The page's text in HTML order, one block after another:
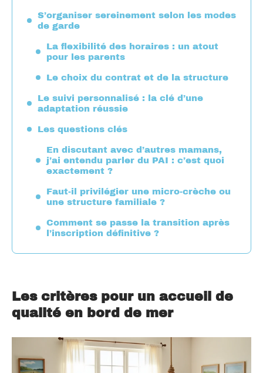
S’organiser sereinement selon les modes
de garde
La flexibilité des horaires : un atout
pour les parents
Le choix du contrat et de la structure
Le suivi personnalisé : la clé d’une
adaptation réussie
Les questions clés
En discutant avec d’autres mamans,
j’ai entendu parler du PAI : c’est quoi
exactement ?
Faut-il privilégier une micro-crèche ou
une structure familiale ?
Comment se passe la transition après
l’inscription définitive ?
Les critères pour un accueil de
qualité en bord de mer